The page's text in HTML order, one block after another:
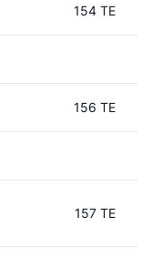
154 TE
156 TE
157 TE